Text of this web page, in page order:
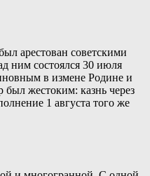
арестован советскими
ним состоялся 30 июля
в измене Родине и
был жестоким: казнь через
1 августа того же